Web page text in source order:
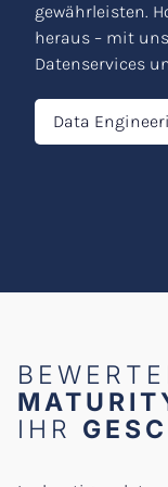
gewährleisten.
heraus – mit
Datenservices
Data
IHR